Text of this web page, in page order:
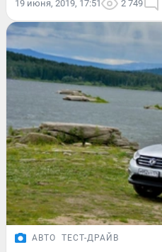
19 июня, 2019, 17:51 2 749
АВТО ТЕСТ-ДРАЙВ